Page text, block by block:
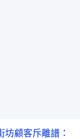
顧客斥離譜：